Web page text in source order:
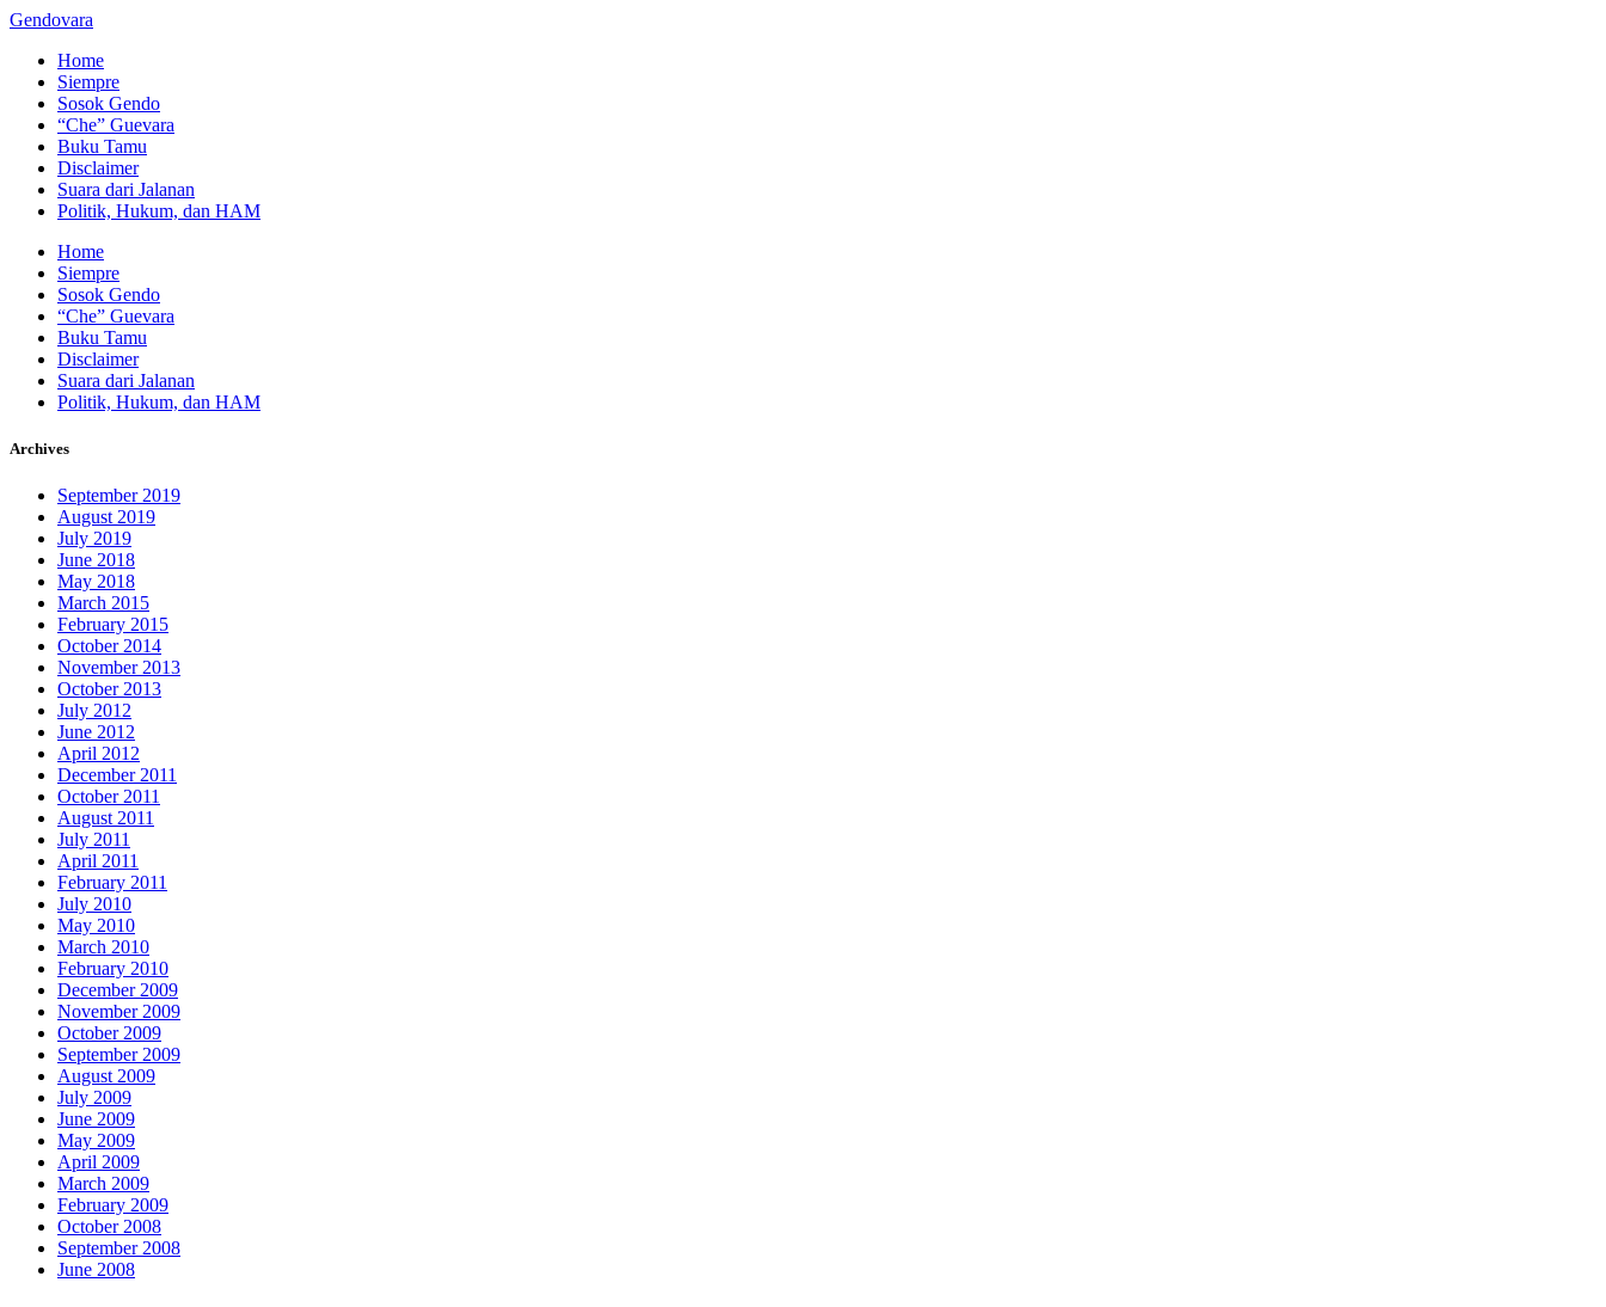
Gendovara
Home
Siempre
Sosok Gendo
“Che” Guevara
Buku Tamu
Disclaimer
Suara dari Jalanan
Politik, Hukum, dan HAM
Home
Siempre
Sosok Gendo
“Che” Guevara
Buku Tamu
Disclaimer
Suara dari Jalanan
Politik, Hukum, dan HAM
Archives
September 2019
August 2019
July 2019
June 2018
May 2018
March 2015
February 2015
October 2014
November 2013
October 2013
July 2012
June 2012
April 2012
December 2011
October 2011
August 2011
July 2011
April 2011
February 2011
July 2010
May 2010
March 2010
February 2010
December 2009
November 2009
October 2009
September 2009
August 2009
July 2009
June 2009
May 2009
April 2009
March 2009
February 2009
October 2008
September 2008
June 2008